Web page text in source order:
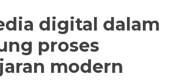
digital dalam
proses
modern